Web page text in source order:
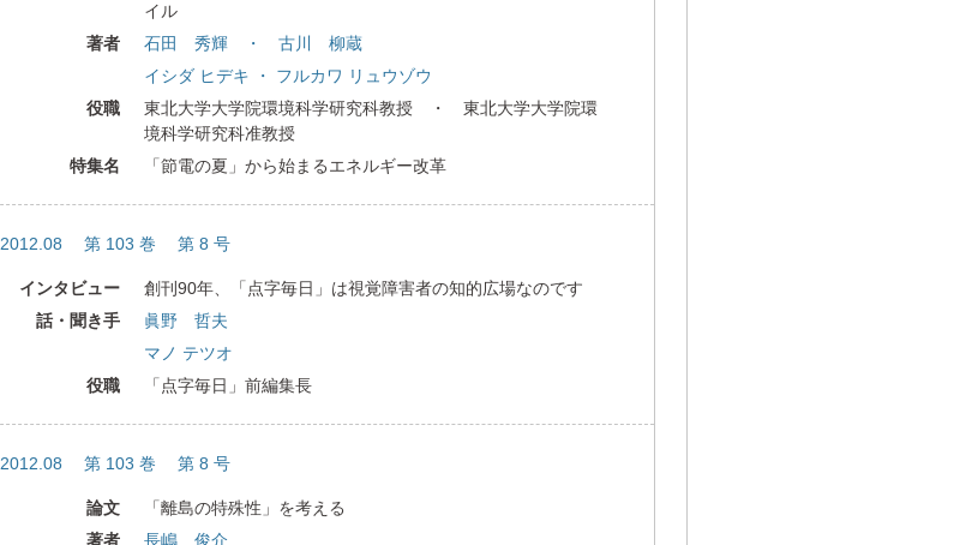
イル
著者
石田 秀輝 ・ 古川 柳蔵
イシダ ヒデキ ・ フルカワ リュウゾウ
役職
東北大学大学院環境科学研究科教授 ・ 東北大学大学院環
境科学研究科准教授
特集名
「節電の夏」から始まるエネルギー改革
2012.08 第 103 巻 第 8 号
インタビュー
創刊90年、「点字毎日」は視覚障害者の知的広場なのです
話・聞き手
眞野 哲夫
マノ テツオ
役職
「点字毎日」前編集長
2012.08 第 103 巻 第 8 号
論文
「離島の特殊性」を考える
著者
長嶋 俊介